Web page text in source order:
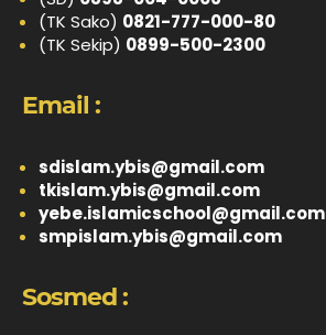
(TK Sako) 0821-777-000-80
(TK Sekip) 0899-500-2300
Email :
sdislam.ybis@gmail.com
tkislam.ybis@gmail.com
yebe.islamicschool@gmail.com
smpislam.ybis@gmail.com
Sosmed :